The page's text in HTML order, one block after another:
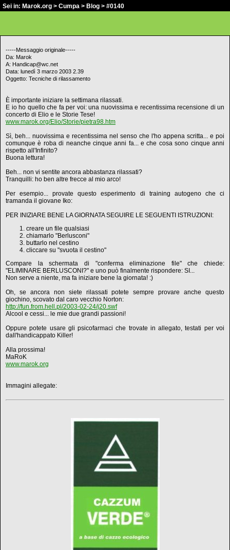
Sei in: Marok.org > Cumpa > Blog > #0140
-----Messaggio originale-----
Da: Marok
A: Handicap@wc.net
Data: lunedì 3 marzo 2003 2.39
Oggetto: Tecniche di rilassamento
È importante iniziare la settimana rilassati.
E io ho quello che fa per voi: una nuovissima e recentissima recensione di un
concerto di Elio e le Storie Tese!
www.marok.org/Elio/Storie/pietra98.htm
Sì, beh... nuovissima e recentissima nel senso che l'ho appena scritta... e poi
comunque è roba di neanche cinque anni fa... e che cosa sono cinque anni
rispetto all'Infinito?
Buona lettura!
Beh... non vi sentite ancora abbastanza rilassati?
Tranquilli: ho ben altre frecce al mio arco!
Per esempio... provate questo esperimento di training autogeno che ci
tramanda il giovane Iko:
PER INIZIARE BENE LA GIORNATA SEGUIRE LE SEGUENTI ISTRUZIONI:
creare un file qualsiasi
chiamarlo "Berlusconi"
buttarlo nel cestino
cliccare su "svuota il cestino"
Compare la schermata di "conferma eliminazione file" che chiede:
"ELIMINARE BERLUSCONI?" e uno può finalmente rispondere: SI...
Non serve a niente, ma fa iniziare bene la giornata! :)
Oh, se ancora non siete rilassati potete sempre provare anche questo
giochino, scovato dal caro vecchio Norton:
http://fun.from.hell.pl/2003-02-24/j20.swf
Alcool e cessi... le mie due grandi passioni!
Oppure potete usare gli psicofarmaci che trovate in allegato, testati per voi
dall'handicappato Killer!
Alla prossima!
MaRoK
www.marok.org
Immagini allegate: